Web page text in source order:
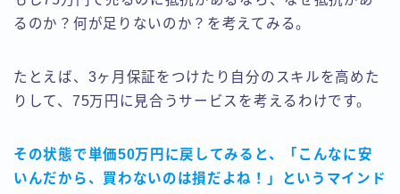
るのか？何が足りないのか？を考えてみる。
たとえば、3ヶ月保証をつけたり自分のスキルを高めた
りして、75万円に見合うサービスを考えるわけです。
その状態で単価50万円に戻してみると、「こんなに安
いんだから、買わないのは損だよね！」というマインド